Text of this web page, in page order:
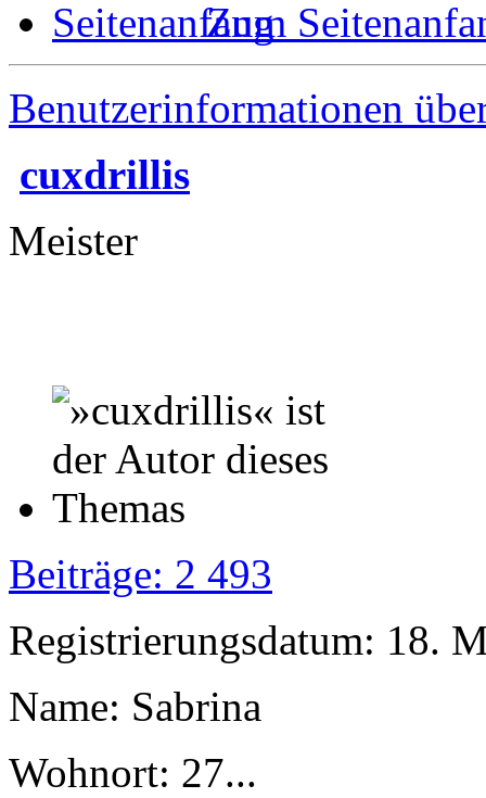
Zum
Benutzerinformationen
cuxdrillis
Meister
Beiträge: 2 493
Registrierungsdatum: 18.
Name: Sabrina
Wohnort: 27...